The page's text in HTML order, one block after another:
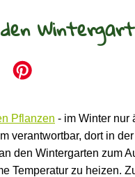
Pflanzen - im Winter nur
verantwortbar, dort in
den Wintergarten zum
Temperatur zu heizen.